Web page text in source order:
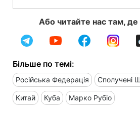
Або читайте нас там, де
Більше по темі:
Російська Федерація Сполучені
Китай Куба Марко Рубіо